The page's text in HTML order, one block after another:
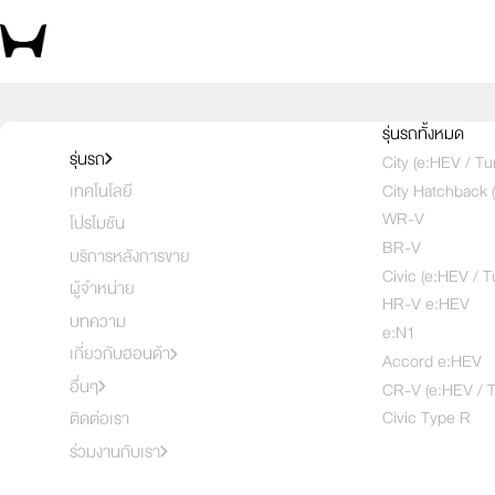
รุ่นรถ
เทคโนโลยี
โปรโมชัน
บริการหลังการขาย
ผู้จำหน่าย
บทความ
เกี่ยวกับฮอนด้า
อื่นๆ
ติดต่อเรา
ร่วมงานกับเรา
รุ่นรถทั้งหมด
City (e:HEV /
City Hatchback
WR-V
BR-V
Civic (e:HEV /
HR-V e:HEV
e:N1
Accord e:HEV
CR-V (e:HEV /
Civic Type R
เลือกคันที่ใช่ แล้วพบข้อเสนอที่ตรงใจ
เลือกคัน